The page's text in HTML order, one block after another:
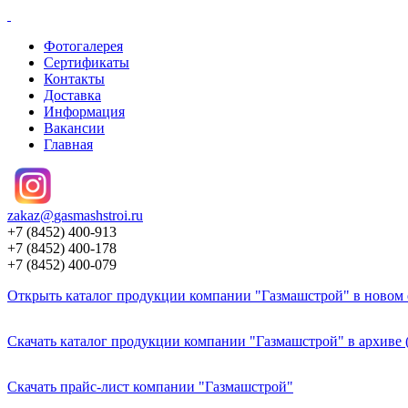
Фотогалерея
Сертификаты
Контакты
Доставка
Информация
Вакансии
Главная
zakaz@gasmashstroi.ru
+7 (8452) 400-913
+7 (8452) 400-178
+7 (8452) 400-079
Открыть каталог продукции компании "Газмашстрой" в
Скачать каталог продукции компании "Газмашстрой" в архиве
Скачать прайс-лист компании "Газмашстрой"